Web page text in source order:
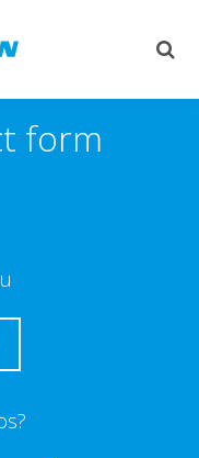
form